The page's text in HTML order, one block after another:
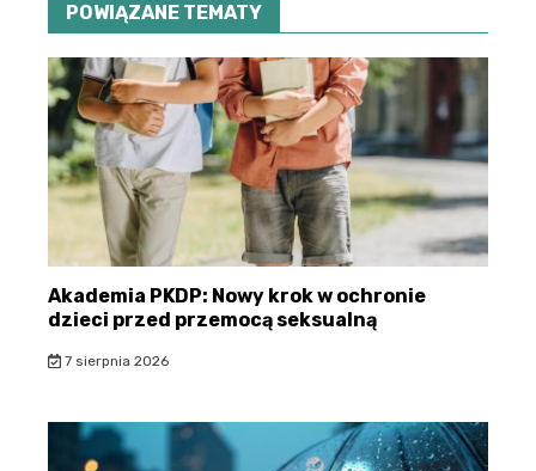
POWIĄZANE TEMATY
Akademia PKDP: Nowy krok w ochronie
dzieci przed przemocą seksualną
7 sierpnia 2026